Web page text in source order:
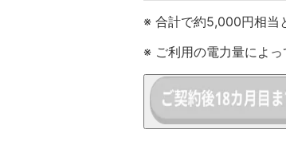
※ 合計で約5,000円相当
※ ご利用の電力量によっ